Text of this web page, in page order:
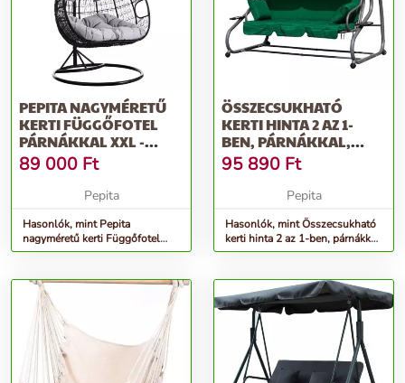
PEPITA NAGYMÉRETŰ
KERTI FÜGGŐFOTEL
PÁRNÁKKAL XXL -
KÉTSZEMÉLYES -...
89 000 Ft
Pepita
Hasonlók, mint Pepita
nagyméretű kerti Függőfotel
párnákkal XXL - kétszemélyes
ÖSSZECSUKHATÓ
KERTI HINTA 2 AZ 1-
BEN, PÁRNÁKKAL,
ZÖLD | G2025-B ZÖLD
95 890 Ft
Pepita
Hasonlók, mint Összecsukható
kerti hinta 2 az 1-ben, párnákkal,
zöld | G2025-B ZÖLD